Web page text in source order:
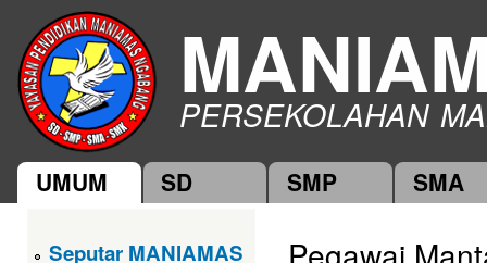
PERSEKOLAHAN
Main menu
UMUM SD SMP SMA
Seputar MANIAMAS
Pegawai